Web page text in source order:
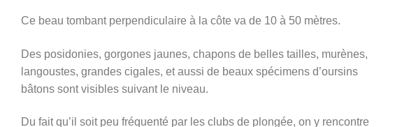
Ce beau tombant perpendiculaire à la côte va de 10 à 50 mètres.
Des posidonies, gorgones jaunes, chapons de belles tailles, murènes,
langoustes, grandes cigales, et aussi de beaux spécimens d’oursins
bâtons sont visibles suivant le niveau.
Du fait qu’il soit peu fréquenté par les clubs de plongée, on y rencontre